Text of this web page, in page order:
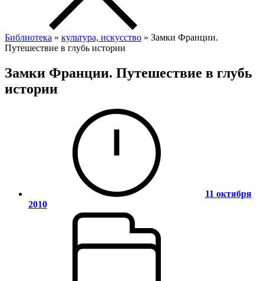
Библиотека » культура, искусство » Замки Франции.
Путешествие в глубь истории
Замки Франции. Путешествие в глубь
истории
11 октября
2010